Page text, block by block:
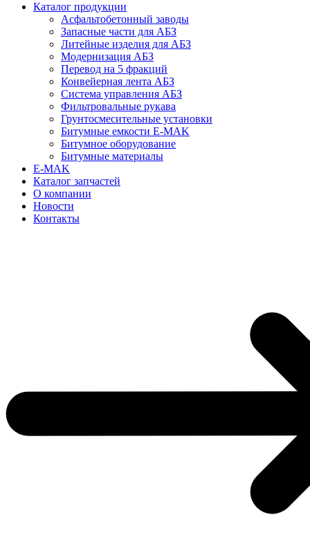
Каталог продукции
Асфальтобетонный заводы
Запасные части для АБЗ
Литейные изделия для АБЗ
Модернизация АБЗ
Перевод на 5 фракций
Конвейерная лента АБЗ
Система управления АБЗ
Фильтровальные рукава
Грунтосмесительные установки
Битумные емкости E-MAK
Битумное оборудование
Битумные материалы
E-MAK
Каталог запчастей
О компании
Новости
Контакты